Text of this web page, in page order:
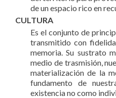
de un espacio rico en
CULTURA
Es el conjunto de
transmitido con
memoria. Su sustrato
medio de trasmisión,
materialización de la
fundamento de
existencia no como